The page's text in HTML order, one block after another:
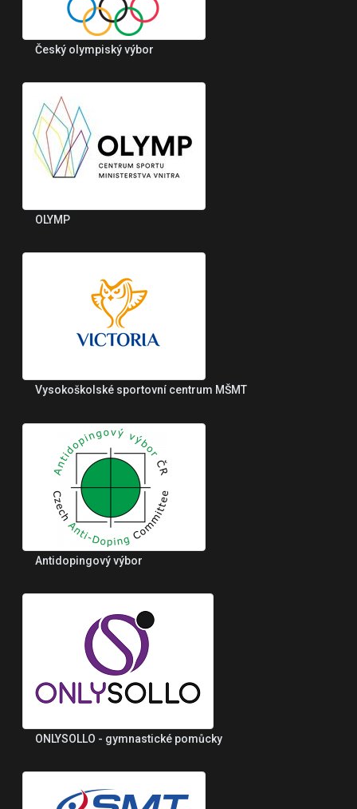
Český olympiský výbor
OLYMP
Vysokoškolské sportovní centrum MŠMT
Antidopingový výbor
ONLYSOLLO - gymnastické pomůcky